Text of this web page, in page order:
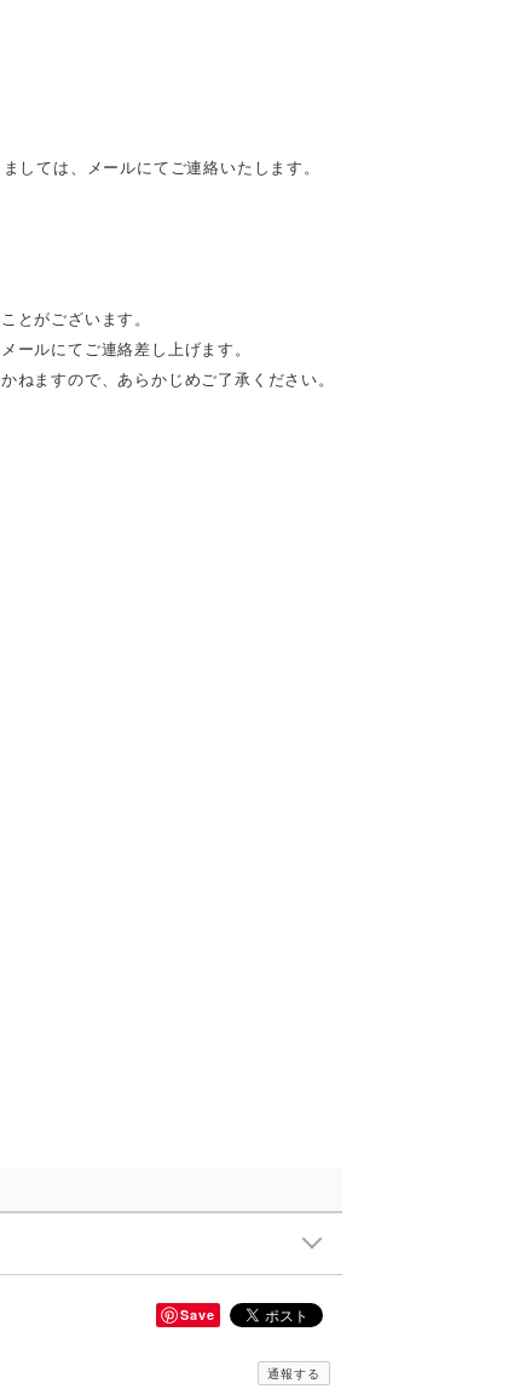
しては、メールにてご連絡いたします。
とがございます。
ールにてご連絡差し上げます。
ねますので、あらかじめご了承ください。
Save
通報する